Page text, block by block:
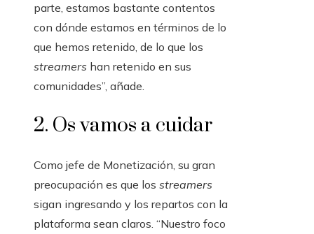
parte, estamos bastante contentos
con dónde estamos en términos de lo
que hemos retenido, de lo que los
streamers han retenido en sus
comunidades”, añade.
2. Os vamos a cuidar
Como jefe de Monetización, su gran
preocupación es que los streamers
sigan ingresando y los repartos con la
plataforma sean claros. “Nuestro foco